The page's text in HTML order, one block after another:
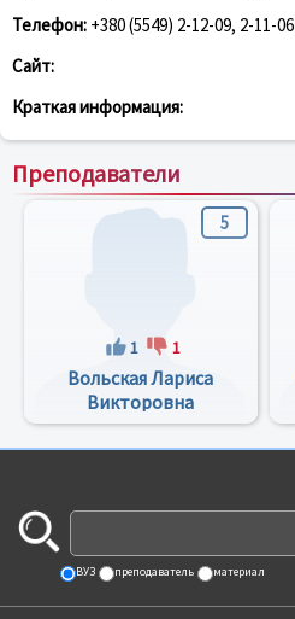
Телефон: +380 (5549) 2-12-09, 2-11-06
Сайт:
Краткая информация:
Преподаватели
5
1 1
Вольская Лариса
Викторовна
ВУЗ преподаватель материал